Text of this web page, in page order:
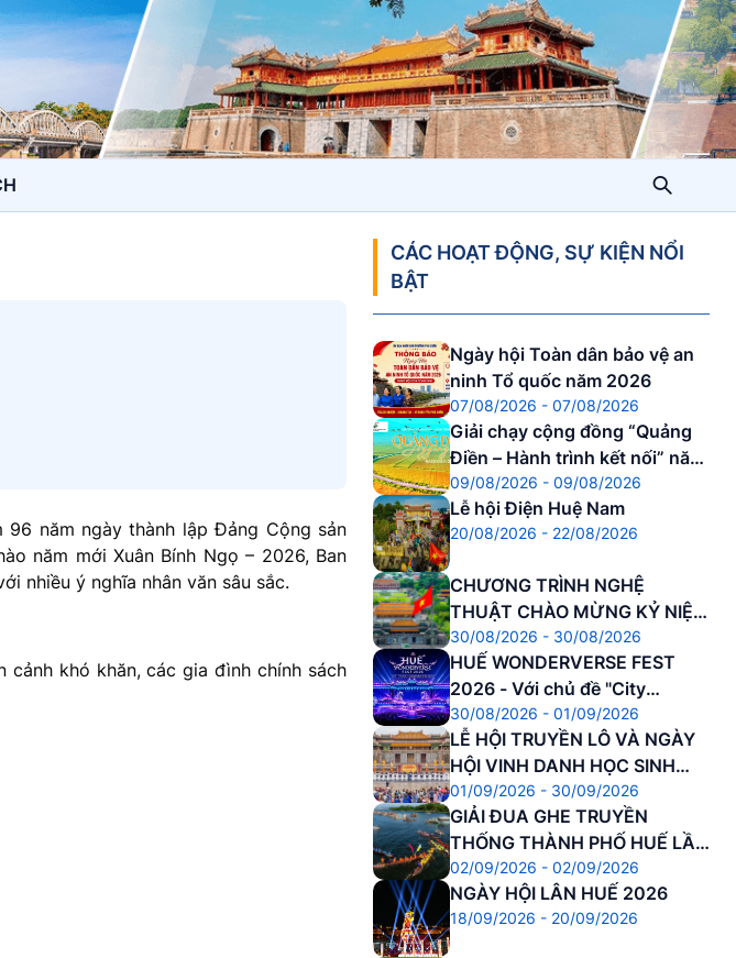
năm ngày thành lập Đảng Cộng sản
năm mới Xuân Bính Ngọ – 2026, Ban
nhiều ý nghĩa nhân văn sâu sắc.
khó khăn, các gia đình chính sách
CÁC HOẠT ĐỘNG, SỰ KIỆN NỔI
BẬT
07/08/2026 - 07/08/2026
Ngày hội Toàn dân bảo vệ an
ninh Tổ quốc năm 2026
09/08/2026 - 09/08/2026
Giải chạy cộng đồng “Quảng
Điền – Hành trình kết nối” năm
2026.
20/08/2026 - 22/08/2026
Lễ hội Điện Huệ Nam
30/08/2026 - 30/08/2026
CHƯƠNG TRÌNH NGHỆ
THUẬT CHÀO MỪNG KỶ NIỆM
81 NĂM CÁCH MẠNG THÁNG
8 THÀNH CÔNG VÀ QUỐC
KHÁNH NƯỚC CNXHCN VIỆT
NAM
30/08/2026 - 01/09/2026
HUẾ WONDERVERSE FEST
2026 - Với chủ đề "City
Awakening – Đánh thức Di
sản"
01/09/2026 - 30/09/2026
LỄ HỘI TRUYỀN LÔ VÀ NGÀY
HỘI VINH DANH HỌC SINH
DANH DỰ
02/09/2026 - 02/09/2026
GIẢI ĐUA GHE TRUYỀN
THỐNG THÀNH PHỐ HUẾ LẦN
THỨ 37 NĂM 2026
18/09/2026 - 20/09/2026
NGÀY HỘI LÂN HUẾ 2026